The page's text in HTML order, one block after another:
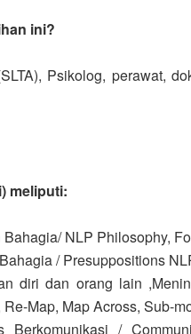
ini?
Psikolog, perawat,
meliputi:
NLP Philosophy,
/ Presuppositions
diri dan orang lain
Map, Map Across, Sub-
Berkomunikasi /